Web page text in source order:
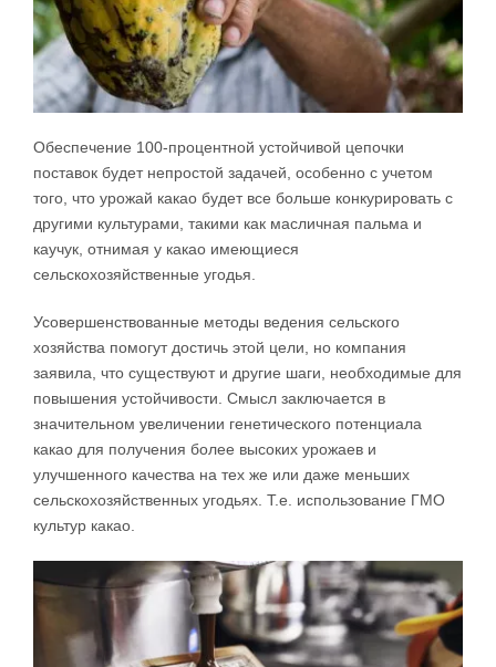
Обеспечение 100-процентной устойчивой цепочки
поставок будет непростой задачей, особенно с учетом
того, что урожай какао будет все больше конкурировать с
другими культурами, такими как масличная пальма и
каучук, отнимая у какао имеющиеся
сельскохозяйственные угодья.
Усовершенствованные методы ведения сельского
хозяйства помогут достичь этой цели, но компания
заявила, что существуют и другие шаги, необходимые для
повышения устойчивости. Смысл заключается в
значительном увеличении генетического потенциала
какао для получения более высоких урожаев и
улучшенного качества на тех же или даже меньших
сельскохозяйственных угодьях. Т.е. использование ГМО
культур какао.